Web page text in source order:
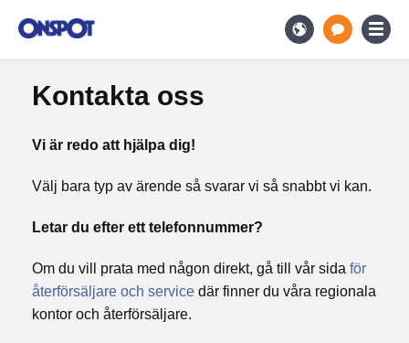
Kontakta oss
Vi är redo att hjälpa dig!
Välj bara typ av ärende så svarar vi så snabbt vi kan.
Letar du efter ett telefonnummer?
Om du vill prata med någon direkt, gå till vår sida för
återförsäljare och service där finner du våra regionala
kontor och återförsäljare.